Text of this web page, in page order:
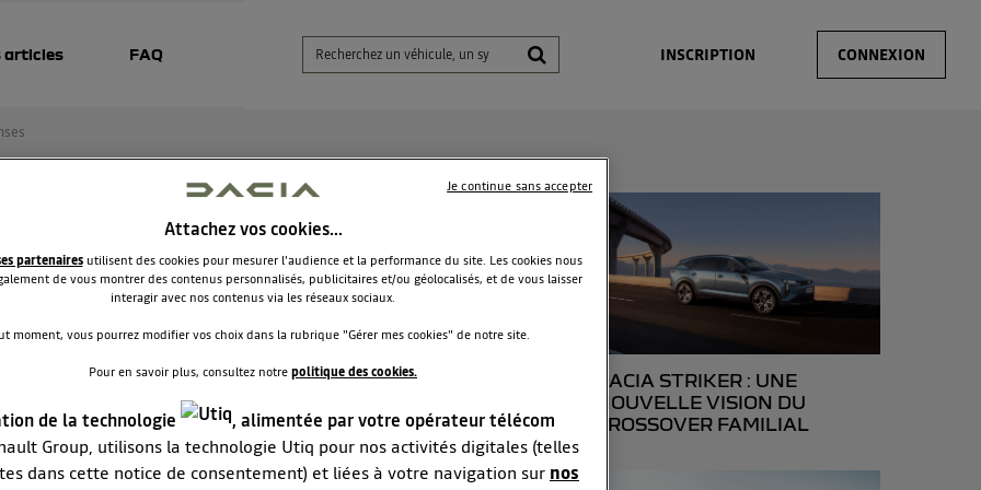
articles FAQ INSCRIPTION CONNEXION
changement optique arrière
alai44872880
30 décembre 2024à18:32
fait on ????
DACIA STRIKER : UNE
NOUVELLE VISION DU
CROSSOVER FAMILIAL
Attachez vos cookies…
partenairesutilisent des cookies pour mesurer l'audience et la performance du site. Les cookies nous
de vous montrer des contenus personnalisés, publicitaires et/ou géolocalisés, et de vous laisser
interagir avec nos contenus via les réseaux sociaux.
moment, vous pourrez modifier vos choix dans la rubrique "Gérer mes cookies" de notre site.
Pour en savoir plus, consultez notrepolitique des cookies.
de la technologie
, alimentée par votre opérateur télécom
Group, utilisons la technologie Utiq pour nos activités digitales (telles
dans cette notice de consentement) et liées à votre navigation sur nos
Je continue sans accepter